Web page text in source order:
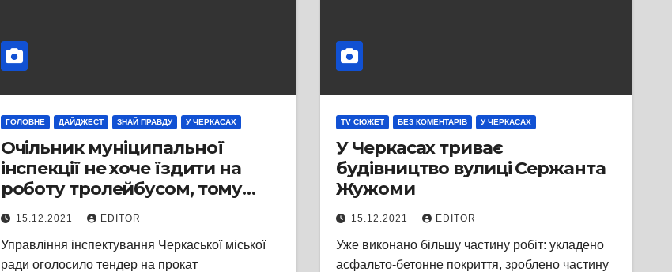
ГОЛОВНЕ ДАЙДЖЕСТ ЗНАЙ ПРАВДУ У ЧЕРКАСАХ
Очільник муніципальної
інспекції не хоче їздити на
роботу тролейбусом, тому
орендує бюджетним коштом
елітний позашляховик за
майже 400000 грн
15.12.2021 EDITOR
Управління інспектування Черкаської міської
ради оголосило тендер на прокат
TV СЮЖЕТ БЕЗ КОМЕНТАРІВ У ЧЕРКАСАХ
У Черкасах триває
будівництво вулиці Сержанта
Жужоми
15.12.2021 EDITOR
Уже виконано більшу частину робіт: укладено
асфальто-бетонне покриття, зроблено частину